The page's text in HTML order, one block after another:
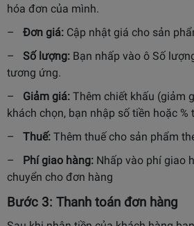
hóa đơn của mình.
– Đơn giá: Cập nhật giá cho sản
– Số lượng: Bạn nhấp vào ô Số
tương ứng.
– Giảm giá: Thêm chiết khấu (giảm
khách chọn, bạn nhập số tiền hoặc %
– Thuế: Thêm thuế cho sản phẩm
– Phí giao hàng: Nhấp vào phí giao
chuyển cho đơn hàng
Bước 3: Thanh toán đơn hàng